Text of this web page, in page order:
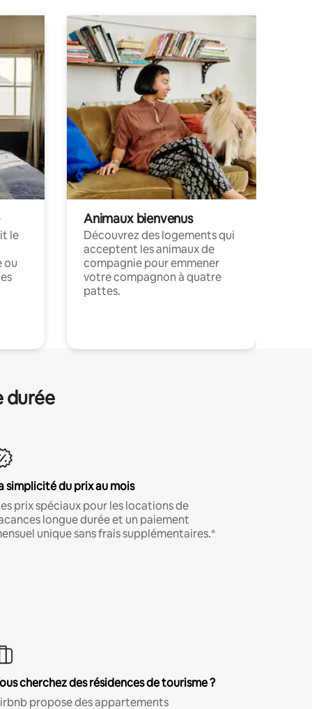
le
ou
Animaux bienvenus
Découvrez des logements qui
acceptent les animaux de
compagnie pour emmener
votre compagnon à quatre
pattes.
durée
simplicité du prix au mois
prix spéciaux pour les locations de
longue durée et un paiement
unique sans frais supplémentaires.*
cherchez des résidences de tourisme ?
propose des appartements